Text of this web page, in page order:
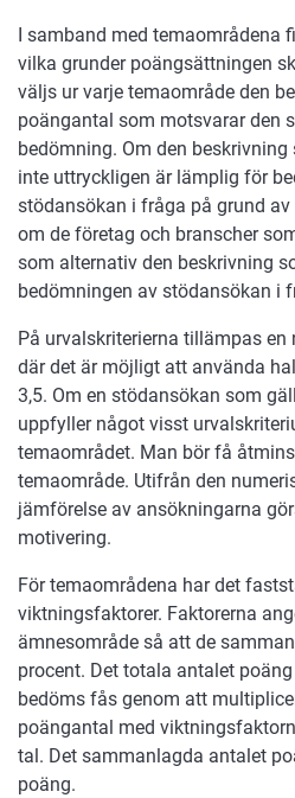
I samband med temaområdena
vilka grunder poängsättningen
väljs ur varje temaområde den
poängantal som motsvarar den
bedömning. Om den
inte uttryckligen är lämplig för
stödansökan i fråga på grund
om de företag och branscher
som alternativ den beskrivning
bedömningen av stödansökan i
På urvalskriterierna tillämpas
där det är möjligt att använda
3,5. Om en stödansökan som
uppfyller något visst
temaområdet. Man bör få
temaområde. Utifrån den
jämförelse av ansökningarna
motivering.
För temaområdena har det
viktningsfaktorer. Faktorerna
ämnesområde så att de
procent. Det totala antalet
bedöms fås genom att
poängantal med
tal. Det sammanlagda antalet
poäng.